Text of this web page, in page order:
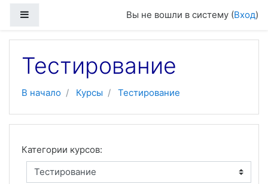
Вы не вошли в систему (Вход)
Тестирование
В начало Курсы Тестирование
Категории курсов: